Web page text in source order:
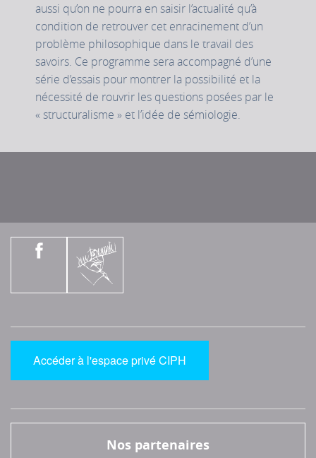
aussi qu’on ne pourra en saisir l’actualité qu’à
condition de retrouver cet enracinement d’un
problème philosophique dans le travail des
savoirs. Ce programme sera accompagné d’une
série d’essais pour montrer la possibilité et la
nécessité de rouvrir les questions posées par le
« structuralisme » et l’idée de sémiologie.
Accéder à l'espace privé CIPH
Nos partenaires